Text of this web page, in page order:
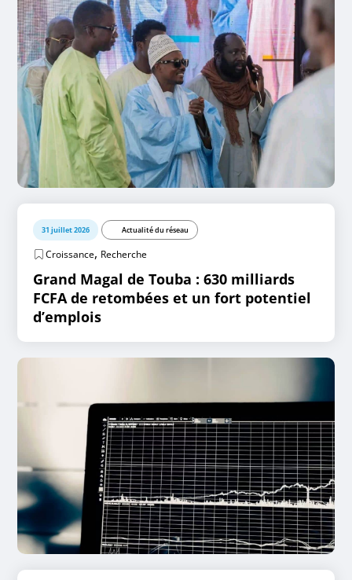
31 juillet 2026 Actualité du réseau
Croissance, Recherche
Grand Magal de Touba : 630 milliards
FCFA de retombées et un fort potentiel
d’emplois